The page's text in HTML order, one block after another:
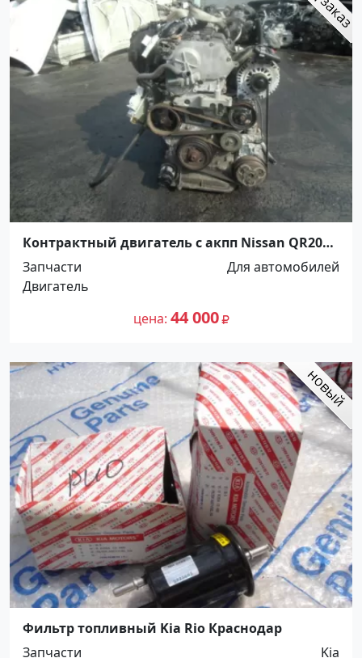
Контрактный двигатель с акпп Nissan QR20DE
Краснодар
Запчасти
Для автомобилей
Двигатель
цена 44 000
Фильтр топливный Kia Rio Краснодар
Запчасти
Kia